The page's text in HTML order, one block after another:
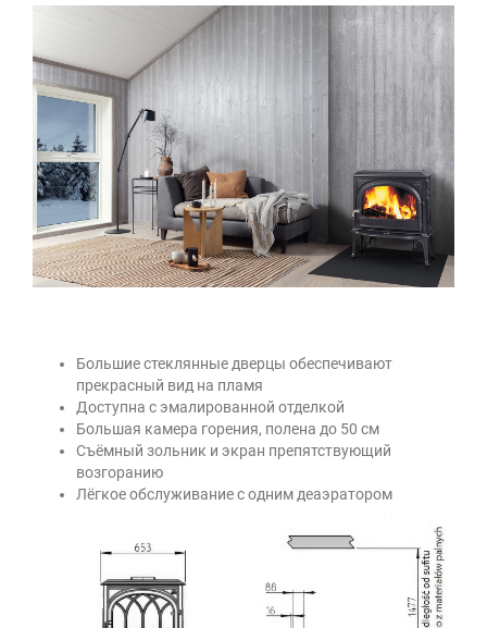
Большие стеклянные дверцы обеспечивают
прекрасный вид на пламя
Доступна с эмалированной отделкой
Большая камера горения, полена до 50 см
Съёмный зольник и экран препятствующий
возгоранию
Лёгкое обслуживание с одним деаэратором